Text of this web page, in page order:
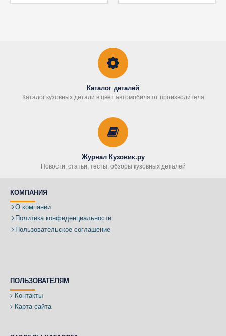
Каталог деталей
Каталог кузовных детали в цвет автомобиля от производителя
Журнал Кузовик.ру
Новости, статьи, тесты, обзоры кузовных деталей
КОМПАНИЯ
О компании
Политика конфиденциальности
Пользовательское соглашение
ПОЛЬЗОВАТЕЛЯМ
Контакты
Карта сайта